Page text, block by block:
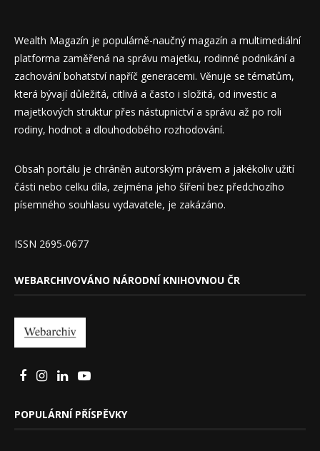
Wealth Magazín je populárně-naučný magazín a multimediální
platforma zaměřená na správu majetku, rodinné podnikání a
zachování bohatství napříč generacemi. Věnuje se tématům,
která bývají důležitá, citlivá a často i složitá, od investic a
majetkových struktur přes nástupnictví a správu až po roli
rodiny, hodnot a dlouhodobého rozhodování.
Obsah portálu je chráněn autorským právem a jakékoliv užití
části nebo celku díla, zejména jeho šíření bez předchozího
písemného souhlasu vydavatele, je zakázáno.
ISSN 2695-0677
WEBARCHIVOVÁNO NÁRODNÍ KNIHOVNOU ČR
POPULÁRNÍ PŘÍSPĚVKY